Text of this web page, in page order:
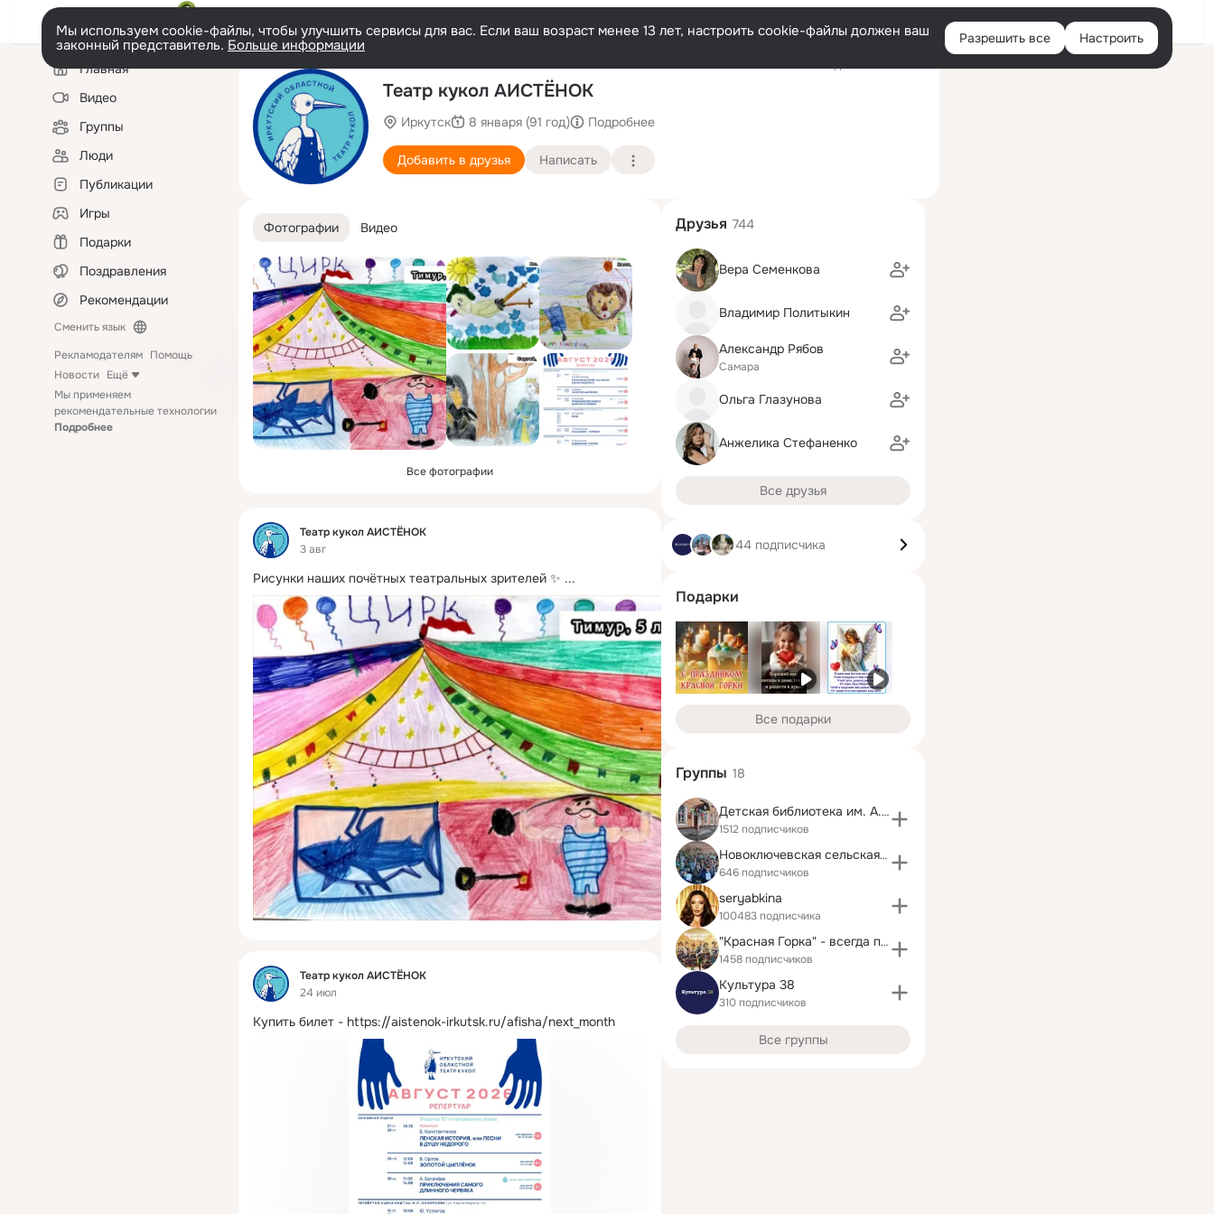
Войти
Мы используем cookie-файлы, чтобы улучшить сервисы для вас. Если ваш возраст менее 13 лет, настроить cookie-файлы должен ваш
законный представитель. Больше информации Разрешить все Настроить
Левая
колонкаГлавная
Видео
Группы
Люди
Публикации
Игры
Подарки
Поздравления
Рекомендации
Сменить язык
Рекламодателям Помощь
Новости Ещё
Мы применяем
рекомендательные технологии
Подробнее
Театр кукол АИСТЁНОК
Иркутск 8 января (91 год) Подробнее
Добавить в друзья Написать
Фотографии Видео
Все фотографии
Фид
Театр кукол АИСТЁНОК
3 авг
Рисунки наших почётных театральных зрителей ✨ ...
Фид
Театр кукол АИСТЁНОК
24 июл
Купить билет - https://aistenok-irkutsk.ru/afisha/next_month
Друзья 744
Вера Семенкова
Владимир Политыкин
Александр Рябов
Самара
Ольга Глазунова
Анжелика Стефаненко
Все друзья
44 подписчика
Подарки
Все подарки
Группы 18
Детская библиотека им. А.С. Пушкина
1512 подписчиков
Новоключевская сельская библиотека им. Дедова
646 подписчиков
seryabkina
100483 подписчика
"Красная Горка" - всегда праздник!
1458 подписчиков
Культура 38
310 подписчиков
Все группы